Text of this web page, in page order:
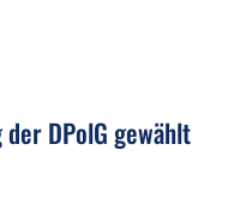
DPolG gewählt